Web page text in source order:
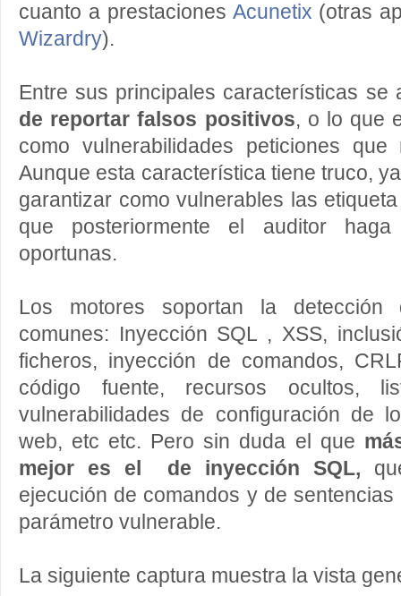
cuanto a prestaciones Acunetix (otras
Wizardry).
Entre sus principales características
de reportar falsos positivos, o lo que
como vulnerabilidades peticiones
Aunque esta característica tiene truco,
garantizar como vulnerables las
que posteriormente el auditor haga
oportunas.
Los motores soportan la
comunes: Inyección SQL , XSS,
ficheros, inyección de comandos,
código fuente, recursos ocultos,
vulnerabilidades de configuración de
web, etc etc. Pero sin duda el que
mejor es el de inyección SQL,
ejecución de comandos y de
parámetro vulnerable.
La siguiente captura muestra la vista